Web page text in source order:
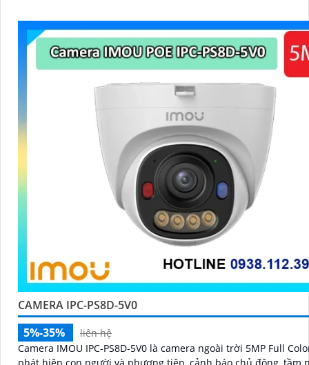
CAMERA IPC-PS8D-5V0
5%-35%
liên hệ
Camera IMOU IPC-PS8D-5V0 là camera ngoài trời 5MP Full
phát hiện con người và phương tiện, cảnh báo chủ động, tầm